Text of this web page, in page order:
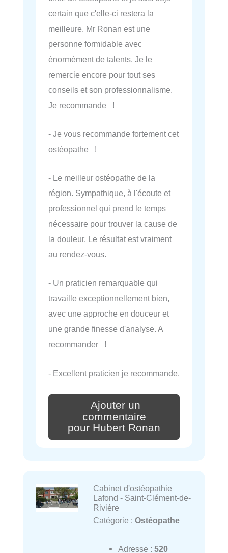
certain que c'elle-ci restera la
meilleure. Mr Ronan est une
personne formidable avec
énormément de talents. Je le
remercie encore pour tout ses
conseils et son professionnalisme.
Je recommande !
- Je vous recommande fortement cet
ostéopathe !
- Le meilleur ostéopathe de la
région. Sympathique, à l'écoute et
professionnel qui prend le temps
nécessaire pour trouver la cause de
la douleur. Le résultat est vraiment
au rendez-vous.
- Un praticien remarquable qui
travaille exceptionnellement bien,
avec une approche en douceur et
une grande finesse d'analyse. A
recommander !
- Excellent praticien je recommande.
Ajouter un
commentaire
pour Hubert Ronan
Cabinet d'ostéopathie
Lafond - Saint-Clément-de-
Rivière
Catégorie : Ostéopathe
Adresse : 520